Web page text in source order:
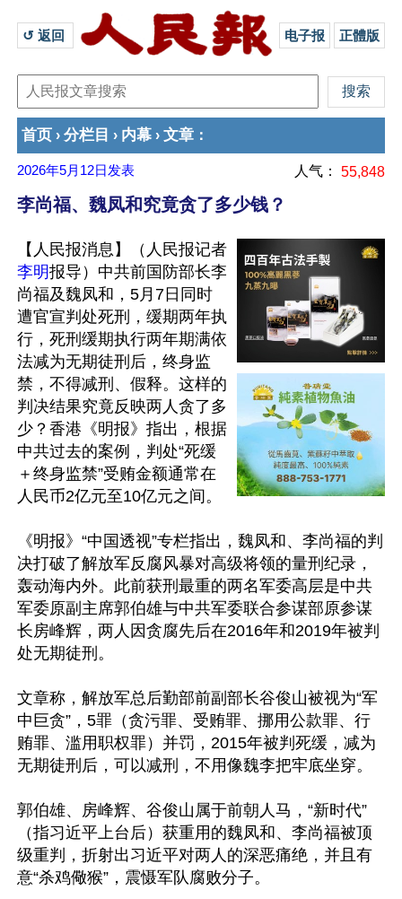
↺ 返回 电子报 正體版
首页 › 分栏目 › 内幕 › 文章 ：
2026年5月12日 发表 人气： 55,848
李尚福、魏凤和究竟贪了多少钱？
【人民报消息】（人民报记者
李明报导）中共前国防部长李
尚福及魏凤和，5月7日同时
遭官宣判处死刑，缓期两年执
行，死刑缓期执行两年期满依
法减为无期徒刑后，终身监
禁，不得减刑、假释。这样的
判决结果究竟反映两人贪了多
少？香港《明报》指出，根据
中共过去的案例，判处“死缓
＋终身监禁”受贿金额通常在
人民币2亿元至10亿元之间。
《明报》“中国透视”专栏指出，魏凤和、李尚福的判
决打破了解放军反腐风暴对高级将领的量刑纪录，
轰动海内外。此前获刑最重的两名军委高层是中共
军委原副主席郭伯雄与中共军委联合参谋部原参谋
长房峰辉，两人因贪腐先后在2016年和2019年被判
处无期徒刑。
文章称，解放军总后勤部前副部长谷俊山被视为“军
中巨贪”，5罪（贪污罪、受贿罪、挪用公款罪、行
贿罪、滥用职权罪）并罚，2015年被判死缓，减为
无期徒刑后，可以减刑，不用像魏李把牢底坐穿。
郭伯雄、房峰辉、谷俊山属于前朝人马，“新时代”
（指习近平上台后）获重用的魏凤和、李尚福被顶
级重判，折射出习近平对两人的深恶痛绝，并且有
意“杀鸡儆猴”，震慑军队腐败分子。